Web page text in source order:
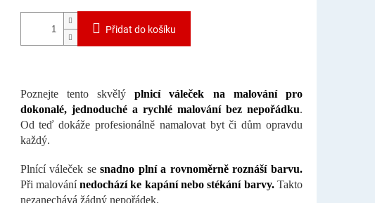
Přidat do košíku
Poznejte tento skvělýplnicí váleček na malování pro
dokonalé, jednoduché a rychlé malování bez nepořádku.
Od teď dokáže profesionálně namalovat byt či dům opravdu
každý.
Plnící váleček sesnadno plní a rovnoměrně roznáší barvu.
Při malovánínedochází ke kapání nebo stékání barvy. Takto
nezanechává žádný nepořádek.